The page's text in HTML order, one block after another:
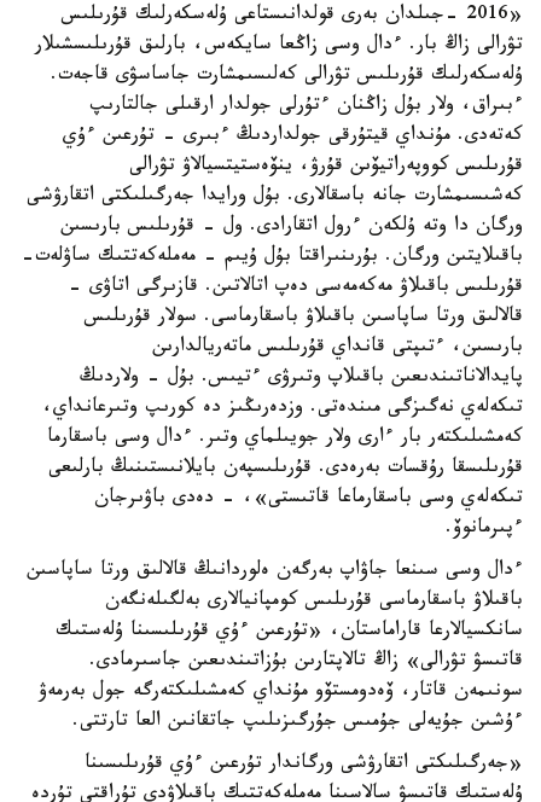
«2016 -جىلدان بەرى قولدانىستاعى ۇلەسكەرلىك قۇرىلىس
تۋرالى زاڭ بار. ءدال وسى زاڭعا سايكەس، بارلىق قۇرىلىسشىلار
ۇلەسكەرلىك قۇرىلىس تۋرالى كەلىسىمشارت جاساسۋى قاجەت.
ءبىراق، ولار بۇل زاڭنان ءتۇرلى جولدار ارقىلى جالتارىپ
كەتەدى. مۇنداي قيتۇرقى جولداردىڭ ءبىرى - تۇرعىن ءۇي
قۇرىلىس كووپەراتيۆىن قۇرۋ، ينۆەستيتسيالاۋ تۋرالى
كەشىسىمشارت جانە باسقالارى. بۇل ورايدا جەرگىلىكتى اتقارۋشى
ورگان دا وتە ۇلكەن ءرول اتقارادى. ول - قۇرىلىس بارىسىن
باقىلايتىن ورگان. بۇرىنىراقتا بۇل ۇيىم - مەملەكەتتىك ساۋلەت-
قۇرىلىس باقىلاۋ مەكەمەسى دەپ اتالاتىن. قازىرگى اتاۋى -
قالالىق ورتا ساپاسىن باقىلاۋ باسقارماسى. سولار قۇرىلىس
بارىسىن، ءتىپتى قانداي قۇرىلىس ماتەريالدارىن
پايدالاناتىندىعىن باقىلاپ وتىرۋى ءتيىس. بۇل - ولاردىڭ
تىكەلەي نەگىزگى مىندەتى. وزدەرىڭىز دە كورىپ وتىرعانداي،
كەمشىلىكتەر بار ءارى ولار جويىلماي وتىر. ءدال وسى باسقارما
قۇرىلىسقا رۇقسات بەرەدى. قۇرىلىسپەن بايلانىستىنىڭ بارلىعى
تىكەلەي وسى باسقارماعا قاتىستى»، - دەدى باۋىرجان
ءپىرمانوۆ.
ءدال وسى سىنعا جاۋاپ بەرگەن ەلوردانىڭ قالالىق ورتا ساپاسىن
باقىلاۋ باسقارماسى قۇرىلىس كومپانيالارى بەلگىلەنگەن
سانكسيالارعا قاراماستان، «تۇرعىن ءۇي قۇرىلىسىنا ۇلەستىك
قاتىسۋ تۋرالى» زاڭ تالاپتارىن بۇزاتىندىعىن جاسىرمادى.
سونىمەن قاتار، ۆەدومستۆو مۇنداي كەمشىلىكتەرگە جول بەرمەۋ
ءۇشىن جۇيەلى جۇمىس جۇرگىزىلىپ جاتقانىن العا تارتتى.
«جەرگىلىكتى اتقارۋشى ورگاندار تۇرعىن ءۇي قۇرىلىسىنا
ۇلەستىك قاتىسۋ سالاسىنا مەملەكەتتىك باقىلاۋدى تۇراقتى تۇردە